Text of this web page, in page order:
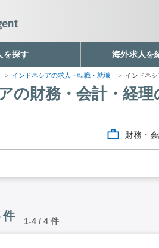
を探す 海外求人を
インドネシアの求人・転職・就職 インドネ
の財務・会計・経理
財務・
件 1-4 / 4 件